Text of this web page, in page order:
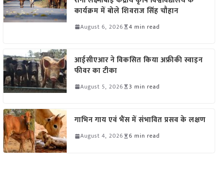
कार्यक्रम में बोले शिवराज सिंह चौहान
August 6, 2026 4 min read
आईसीएआर ने विकसित किया अफ्रीकी स्वाइन
फीवर का टीका
August 5, 2026 3 min read
गाभिन गाय एवं भैंस में संभावित प्रसव के लक्षण
August 4, 2026 6 min read